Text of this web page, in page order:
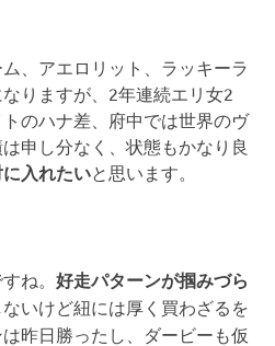
、アエロリット、ラッキーラ
りますが、2年連続エリ女2
のハナ差、府中では世界のヴ
申し分なく、状態もかなり良
入れたいと思います。
ね。 好走パターンが掴みづら
いけど紐には厚く買わざるを
昨日勝ったし、ダービーも仮